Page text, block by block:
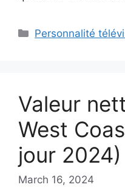
Categories
Personnalité
Valeur
West
jour 2024)
March 16, 2024